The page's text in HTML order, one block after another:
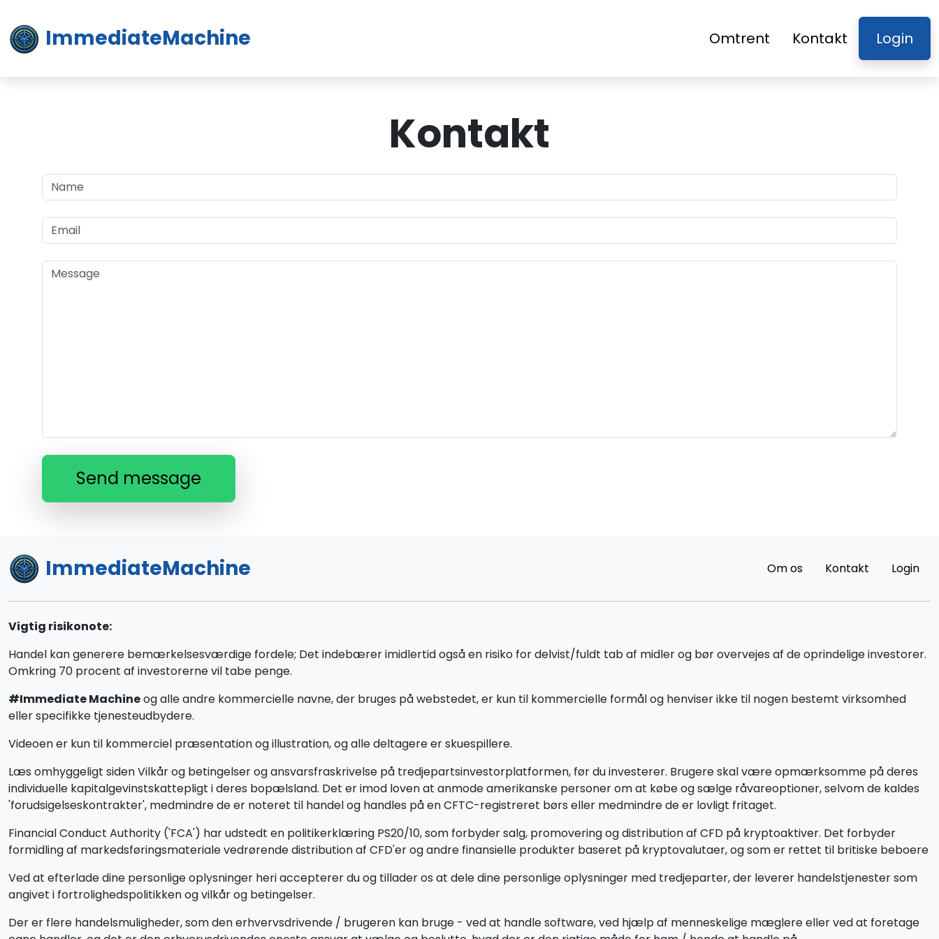
ImmediateMachine Omtrent Kontakt Login
Kontakt
Send message
ImmediateMachine Om os Kontakt Login
Vigtig risikonote:
Handel kan generere bemærkelsesværdige fordele; Det indebærer imidlertid også en risiko for delvist/fuldt tab af midler og bør overvejes af de oprindelige investorer.
Omkring 70 procent af investorerne vil tabe penge.
#Immediate Machineog alle andre kommercielle navne, der bruges på webstedet, er kun til kommercielle formål og henviser ikke til nogen bestemt virksomhed
eller specifikke tjenesteudbydere.
Videoen er kun til kommerciel præsentation og illustration, og alle deltagere er skuespillere.
Læs omhyggeligt siden Vilkår og betingelser og ansvarsfraskrivelse på tredjepartsinvestorplatformen, før du investerer. Brugere skal være opmærksomme på deres
individuelle kapitalgevinstskattepligt i deres bopælsland. Det er imod loven at anmode amerikanske personer om at købe og sælge råvareoptioner, selvom de kaldes
'forudsigelseskontrakter', medmindre de er noteret til handel og handles på en CFTC-registreret børs eller medmindre de er lovligt fritaget.
Financial Conduct Authority ('FCA') har udstedt en politikerklæring PS20/10, som forbyder salg, promovering og distribution af CFD på kryptoaktiver. Det forbyder
formidling af markedsføringsmateriale vedrørende distribution af CFD'er og andre finansielle produkter baseret på kryptovalutaer, og som er rettet til britiske beboere
Ved at efterlade dine personlige oplysninger heri accepterer du og tillader os at dele dine personlige oplysninger med tredjeparter, der leverer handelstjenester som
angivet i fortrolighedspolitikken og vilkår og betingelser.
Der er flere handelsmuligheder, som den erhvervsdrivende / brugeren kan bruge - ved at handle software, ved hjælp af menneskelige mæglere eller ved at foretage